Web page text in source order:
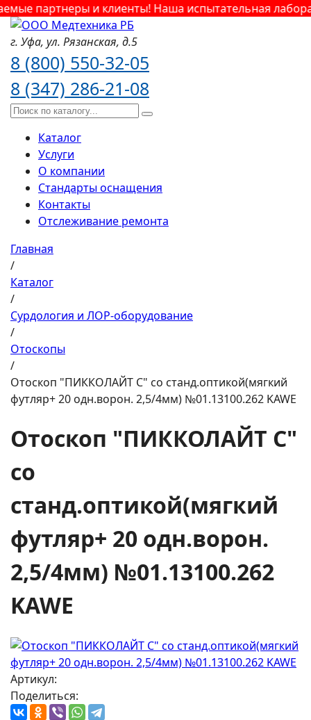
партнеры и клиенты! Наша испытательная
г. Уфа, ул. Рязанская, д.5
8 (800) 550-32-05
8 (347) 286-21-08
Каталог
Услуги
О компании
Стандарты оснащения
Контакты
Отслеживание ремонта
Главная
/
Каталог
/
Сурдология и ЛОР-оборудование
/
Отоскопы
/
Отоскоп "ПИККОЛАЙТ С" со станд.оптикой(мягкий
футляр+ 20 одн.ворон. 2,5/4мм) №01.13100.262 KAWE
Отоскоп "ПИККОЛАЙТ С"
со
станд.оптикой(мягкий
футляр+ 20 одн.ворон.
2,5/4мм) №01.13100.262
KAWE
Артикул:
Поделиться: